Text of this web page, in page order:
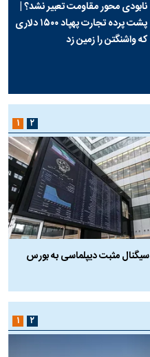
نابودی محور مقاومت تعبیر نشد؟ |
پشت پرده تجارت پهپاد‌ ۱۵۰۰ دلاری
که واشنگتن را زمین زد
سیگنال مثبت دیپلماسی به بورس
۱ ۲
۱ ۲